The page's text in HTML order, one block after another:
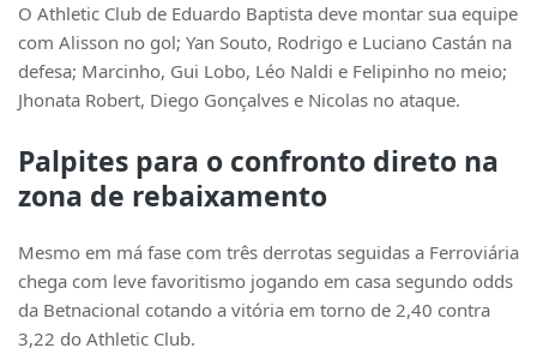
O Athletic Club de Eduardo Baptista deve montar sua equipe
com Alisson no gol; Yan Souto, Rodrigo e Luciano Castán na
defesa; Marcinho, Gui Lobo, Léo Naldi e Felipinho no meio;
Jhonata Robert, Diego Gonçalves e Nicolas no ataque.
Palpites para o confronto direto na
zona de rebaixamento
Mesmo em má fase com três derrotas seguidas a Ferroviária
chega com leve favoritismo jogando em casa segundo odds
da Betnacional cotando a vitória em torno de 2,40 contra
3,22 do Athletic Club.